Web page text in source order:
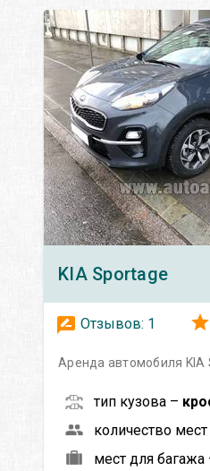
KIA Sportage
Отзывов: 1
Аренда автомобиля KIA
тип кузова –
количество
мест для багажа